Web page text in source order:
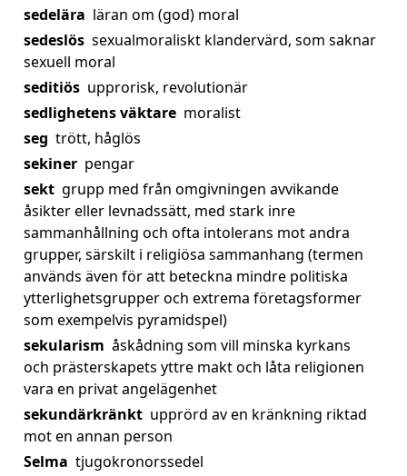
sedelära läran om (god) moral
sedeslös sexualmoraliskt klandervärd, som saknar
sexuell moral
seditiös upprorisk, revolutionär
sedlighetens väktare moralist
seg trött, håglös
sekiner pengar
sekt grupp med från omgivningen avvikande
åsikter eller levnadssätt, med stark inre
sammanhållning och ofta intolerans mot andra
grupper, särskilt i religiösa sammanhang (termen
används även för att beteckna mindre politiska
ytterlighetsgrupper och extrema företagsformer
som exempelvis pyramidspel)
sekularism åskådning som vill minska kyrkans
och prästerskapets yttre makt och låta religionen
vara en privat angelägenhet
sekundärkränkt upprörd av en kränkning riktad
mot en annan person
Selma tjugokronorssedel